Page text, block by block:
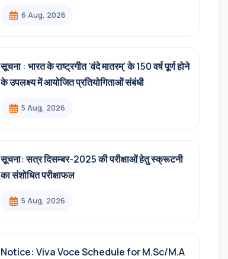
6 Aug, 2026
सूचना : भारत के राष्ट्रगीत 'वंदे मातरम्' के 150 वर्ष पूर्ण होने
के उपलक्ष्य में आयोजित प्रतियोगिताओं संबंधी
5 Aug, 2026
सूचना: सत्र दिसम्‍बर-2025 की परीक्षाओं हेतु स्क्रूटनी
का संशोधित परीक्षाफल
5 Aug, 2026
Notice: Viva Voce Schedule for M.Sc/M.A